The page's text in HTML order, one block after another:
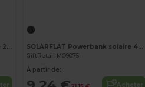
SLIMPO Powerbank magnétique 2500 mAh
SOLARFLAT Powerbank solaire 4000mAh
GiftRetail MO9075
À partir de:
Acheter